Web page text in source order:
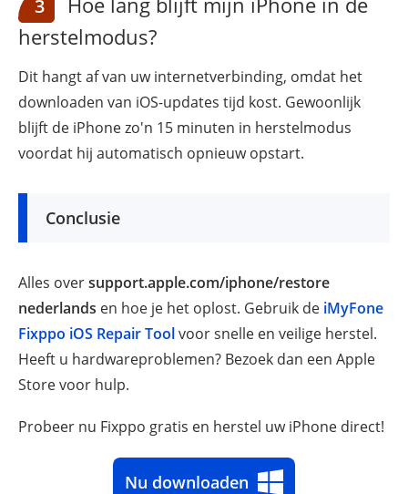
3
herstelmodus?
Dit hangt af van uw internetverbinding, omdat het
downloaden van iOS-updates tijd kost. Gewoonlijk
blijft de iPhone zo'n 15 minuten in herstelmodus
voordat hij automatisch opnieuw opstart.
Conclusie
Alles oversupport.apple.com/iphone/restore
nederlands en hoe je het oplost. Gebruik de iMyFone
Fixppo iOS Repair Toolvoor snelle en veilige herstel.
Heeft u hardwareproblemen? Bezoek dan een Apple
Store voor hulp.
Probeer nu Fixppo gratis en herstel uw iPhone direct!
Nu downloaden